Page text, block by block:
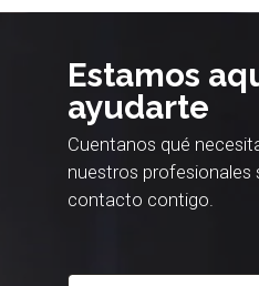
Estamos
ayudarte
Cuentanos qué
nuestros profesionales
contacto contigo.